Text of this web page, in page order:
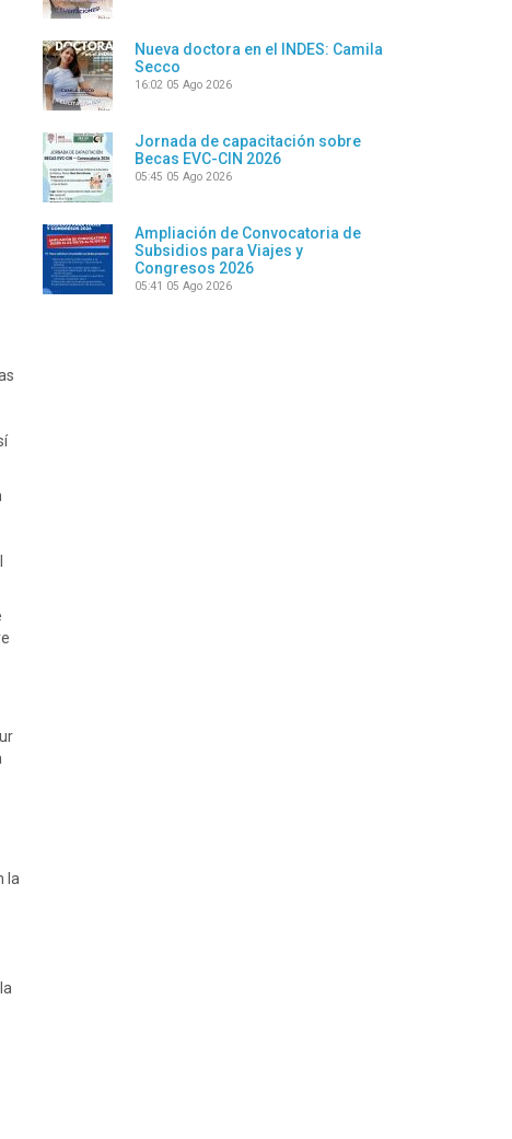
la
Nueva doctora en el INDES: Camila
Secco
16:02 05 Ago 2026
Jornada de capacitación sobre
Becas EVC-CIN 2026
05:45 05 Ago 2026
Ampliación de Convocatoria de
Subsidios para Viajes y
Congresos 2026
05:41 05 Ago 2026